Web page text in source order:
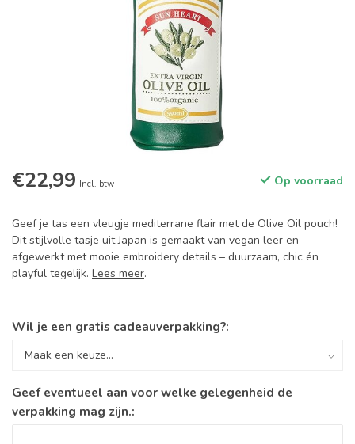
€22,99 Incl. btw Op voorraad
Geef je tas een vleugje mediterrane flair met de Olive Oil pouch!
Dit stijlvolle tasje uit Japan is gemaakt van vegan leer en
afgewerkt met mooie embroidery details – duurzaam, chic én
playful tegelijk. Lees meer.
Wil je een gratis cadeauverpakking?:
Geef eventueel aan voor welke gelegenheid de
verpakking mag zijn.: